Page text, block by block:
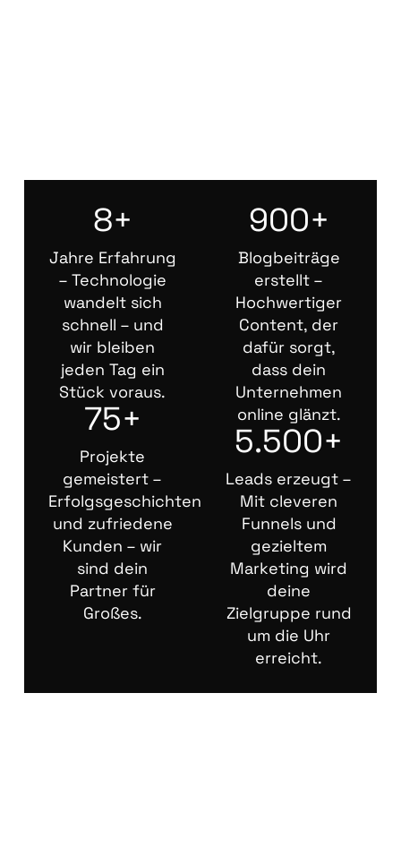
8+
Jahre Erfahrung
– Technologie
wandelt sich
schnell – und
wir bleiben
jeden Tag ein
Stück voraus.
75+
Projekte
gemeistert –
Erfolgsgeschichten
und zufriedene
Kunden – wir
sind dein
Partner für
Großes.
900+
Blogbeiträge
erstellt –
Hochwertiger
Content, der
dafür sorgt,
dass dein
Unternehmen
online glänzt.
5.500+
Leads erzeugt –
Mit cleveren
Funnels und
gezieltem
Marketing wird
deine
Zielgruppe rund
um die Uhr
erreicht.